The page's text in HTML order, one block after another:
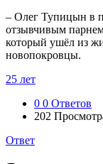
– Олег Тупицын в
отзывчивым
который ушёл из
новопокровцы.
25 лет
0 0 Ответов
202
Ответ